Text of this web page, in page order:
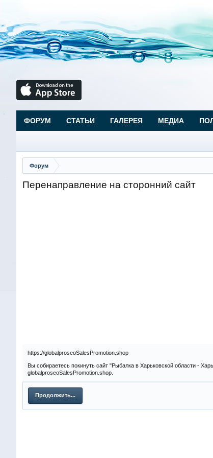
Форум
Перенаправление на сторонний сайт
https://globalproseoSalesPromotion.shop
Вы собираетесь покинуть сайт "Рыбалка в Харьковской области -
globalproseoSalesPromotion.shop.
Продолжить...
ФОРУМ СТАТЬИ ГАЛЕРЕЯ МЕДИА